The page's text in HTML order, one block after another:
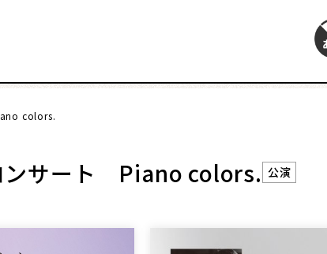
インタビュー
colors.
ンサート Piano colors. 公演